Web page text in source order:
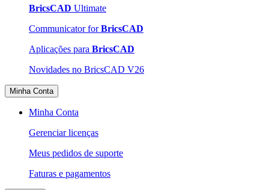
BricsCAD Ultimate
Communicator forBricsCAD
Aplicações para BricsCAD
Novidades no BricsCAD V26
Minha Conta
Minha Conta
Gerenciar licenças
Meus pedidos de suporte
Faturas e pagamentos